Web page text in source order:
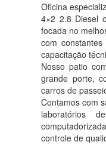
Oficina
4×2 2.8 Diesel
focada no
com
capacitação
Nosso patio
grande porte,
carros de
Contamos com
laboratórios
controle de